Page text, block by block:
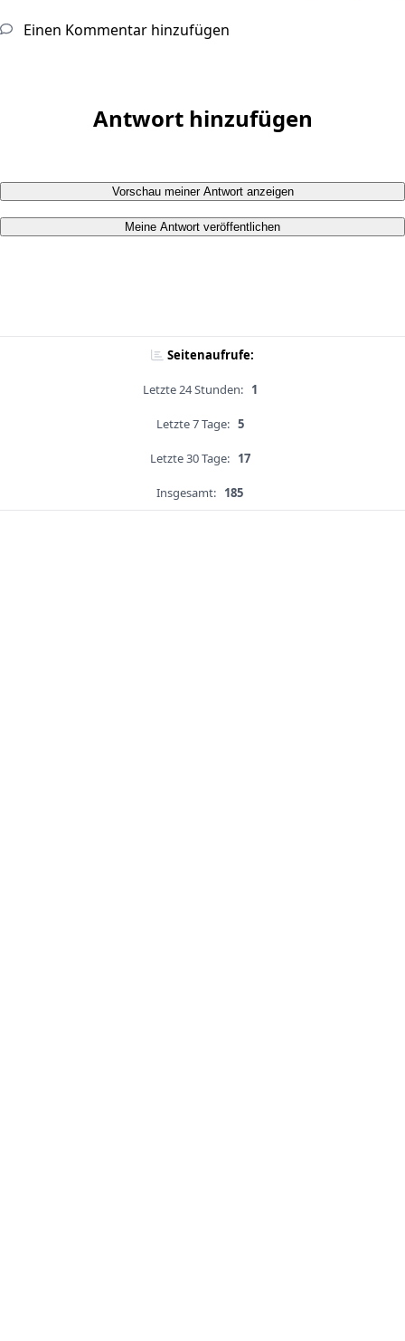
Einen Kommentar hinzufügen
Antwort hinzufügen
Vorschau meiner Antwort anzeigen
Meine Antwort veröffentlichen
Seitenaufrufe:
Letzte 24 Stunden: 1
Letzte 7 Tage: 5
Letzte 30 Tage: 17
Insgesamt: 185